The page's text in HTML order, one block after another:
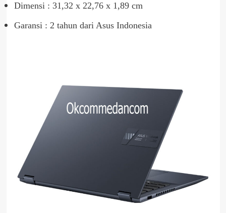
Dimensi : 31,32 x 22,76 x 1,89 cm
Garansi : 2 tahun dari Asus Indonesia